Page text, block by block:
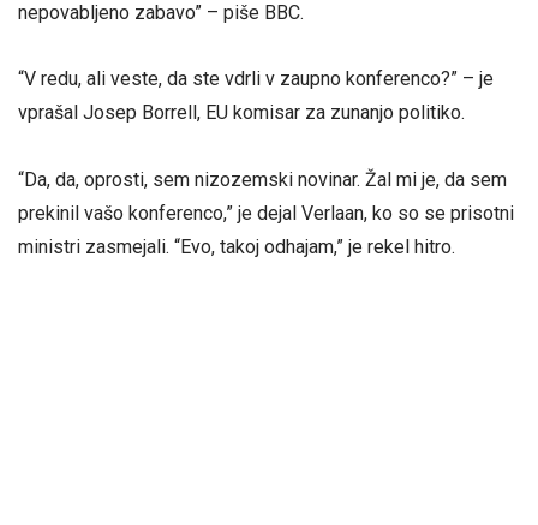
nepovabljeno zabavo” – piše BBC.
“V redu, ali veste, da ste vdrli v zaupno konferenco?” – je
vprašal Josep Borrell, EU komisar za zunanjo politiko.
“Da, da, oprosti, sem nizozemski novinar. Žal mi je, da sem
prekinil vašo konferenco,” je dejal Verlaan, ko so se prisotni
ministri zasmejali. “Evo, takoj odhajam,” je rekel hitro.